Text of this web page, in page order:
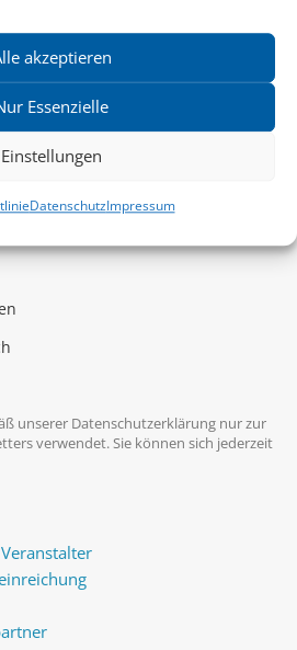
akzeptieren
Essenzielle
Einstellungen
DatenschutzImpressum
und Nachrichten im zu Klampen!
abbestellbar.
unserer Datenschutzerklärung nur zur
verwendet. Sie können sich jederzeit